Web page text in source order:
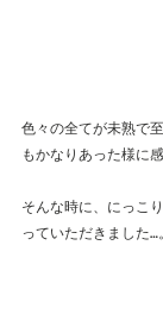
色々の全てが未熟で
もかなりあった様に感
そんな時に、にっこ
っていただきました…。